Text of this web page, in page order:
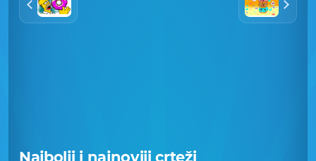
Najbolji i najnoviji crteži